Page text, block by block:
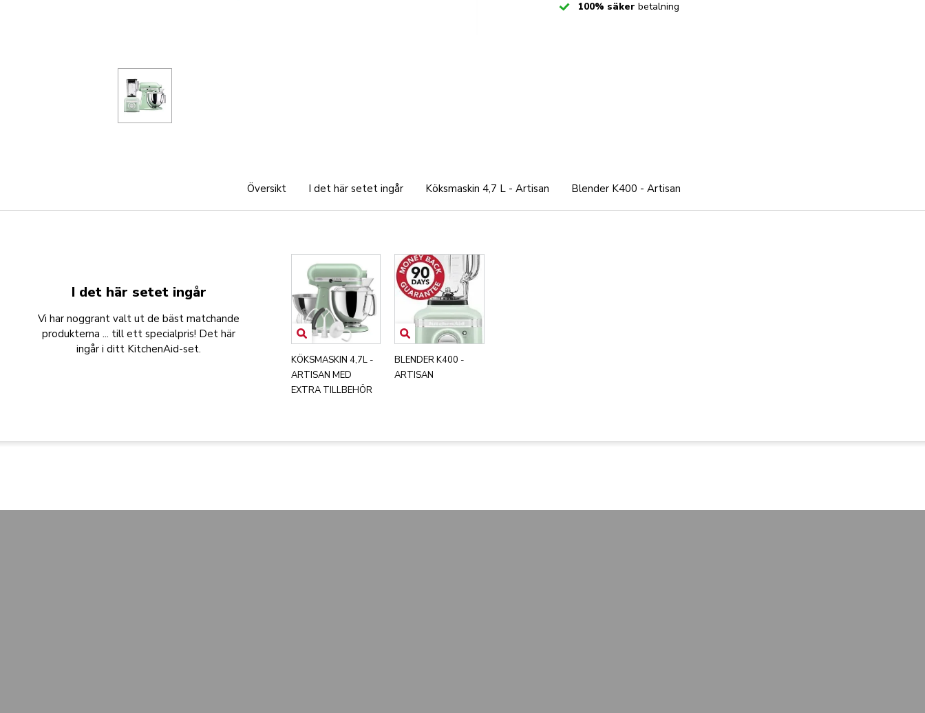
Checked100% säker betalning
Översikt I det här setet ingår Köksmaskin 4,7 L - Artisan Blender K400 - Artisan
I det här setet ingår
Vi har noggrant valt ut de bäst matchande
produkterna ... till ett specialpris! Det här
ingår i ditt KitchenAid-set.
KÖKSMASKIN 4,7L -
ARTISAN MED
EXTRA TILLBEHÖR
BLENDER K400 -
ARTISAN